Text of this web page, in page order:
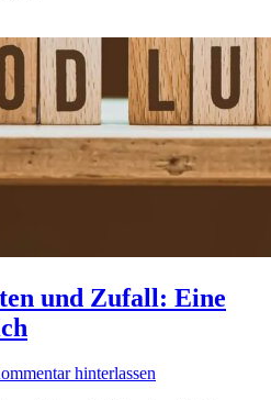
und Zufall: Eine
hinterlassen